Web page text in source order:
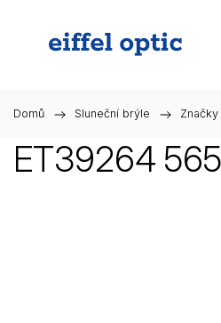
Domů / Sluneční brýle / Značky
ET39264 565